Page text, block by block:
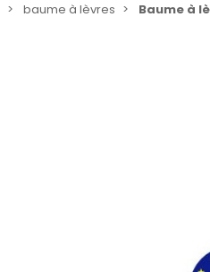
baume à lèvres Baume à